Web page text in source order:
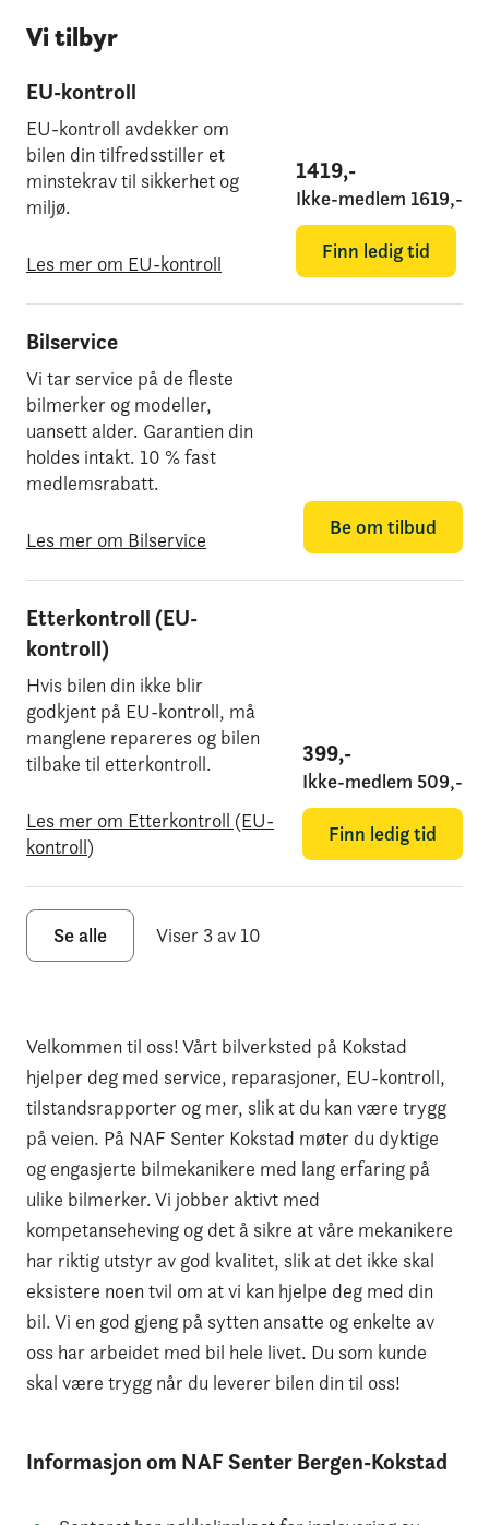
Vi tilbyr
EU-kontroll
EU-kontroll avdekker om
bilen din tilfredsstiller et
minstekrav til sikkerhet og
miljø.
Les mer om EU-kontroll
1419,-
Ikke-medlem 1619,-
Finn ledig tid
Bilservice
Vi tar service på de fleste
bilmerker og modeller,
uansett alder. Garantien din
holdes intakt. 10 % fast
medlemsrabatt.
Les mer om Bilservice
Be om tilbud
Etterkontroll (EU-
kontroll)
Hvis bilen din ikke blir
godkjent på EU-kontroll, må
manglene repareres og bilen
tilbake til etterkontroll.
Les mer om Etterkontroll (EU-
kontroll)
399,-
Ikke-medlem 509,-
Finn ledig tid
Se alle Viser 3 av 10
Velkommen til oss! Vårt bilverksted på Kokstad
hjelper deg med service, reparasjoner, EU-kontroll,
tilstandsrapporter og mer, slik at du kan være trygg
på veien. På NAF Senter Kokstad møter du dyktige
og engasjerte bilmekanikere med lang erfaring på
ulike bilmerker. Vi jobber aktivt med
kompetanseheving og det å sikre at våre mekanikere
har riktig utstyr av god kvalitet, slik at det ikke skal
eksistere noen tvil om at vi kan hjelpe deg med din
bil. Vi en god gjeng på sytten ansatte og enkelte av
oss har arbeidet med bil hele livet. Du som kunde
skal være trygg når du leverer bilen din til oss!
Informasjon om NAF Senter Bergen-Kokstad